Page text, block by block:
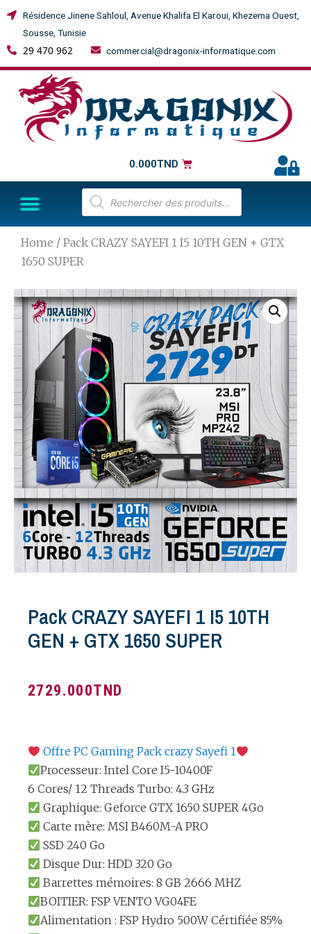
Résidence Jinene Sahloul, Avenue Khalifa El Karoui, Khezema Ouest,
Sousse, Tunisie
29 470 962 commercial@dragonix-informatique.com
0.000TND
Home / Pack CRAZY SAYEFI 1 I5 10TH GEN + GTX
1650 SUPER
Pack CRAZY SAYEFI 1 I5 10TH
GEN + GTX 1650 SUPER
2729.000TND
Offre PC GamingPack crazy Sayefi 1
Processeur: Intel Core I5-10400F
6 Cores/ 12 Threads Turbo: 4.3 GHz
Graphique: Geforce GTX 1650 SUPER 4Go
Carte mère: MSI B460M-A PRO
SSD 240 Go
Disque Dur: HDD 320 Go
Barrettes mémoires: 8 GB 2666 MHZ
BOITIER: FSP VENTO VG04FE
Alimentation : FSP Hydro 500W Cértifiée 85%